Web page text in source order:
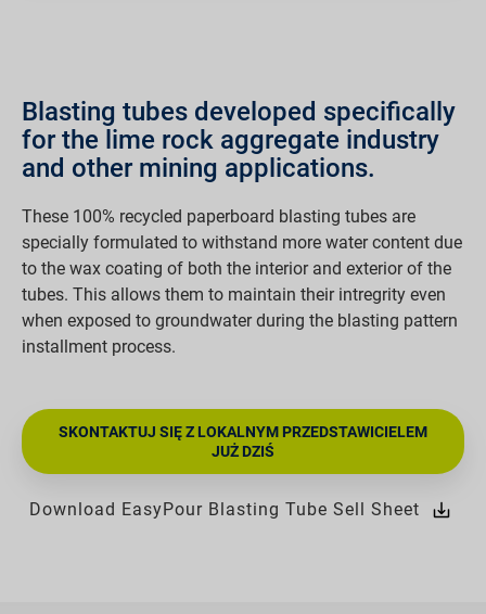
Blasting tubes developed specifically
for the lime rock aggregate industry
and other mining applications.
These 100% recycled paperboard blasting tubes are
specially formulated to withstand more water content due
to the wax coating of both the interior and exterior of the
tubes. This allows them to maintain their intregrity even
when exposed to groundwater during the blasting pattern
installment process.
SKONTAKTUJ SIĘ Z LOKALNYM PRZEDSTAWICIELEM
JUŻ DZIŚ
Download EasyPour Blasting Tube Sell Sheet